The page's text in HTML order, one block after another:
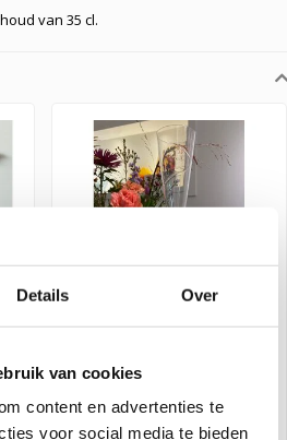
Details Over
van cookies
content en advertenties te
voor social media te bieden
van 35 cl.
'Line'
€59,00